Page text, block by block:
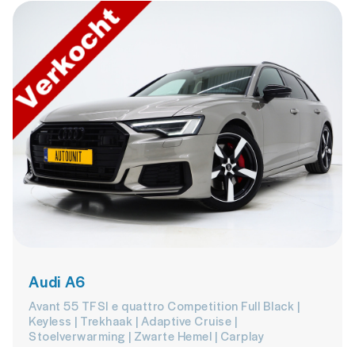
Audi A6
Avant 55 TFSI e quattro Competition Full Black |
Keyless | Trekhaak | Adaptive Cruise |
Stoelverwarming | Zwarte Hemel | Carplay